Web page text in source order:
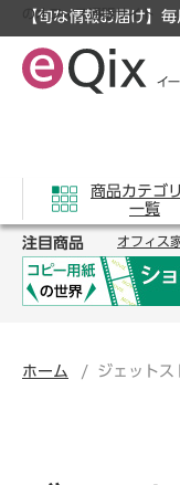
【旬な情報お届け】
のオフィス通販サイト
商品カテゴ
一覧
注目商品 オフィス
ホーム ジェット